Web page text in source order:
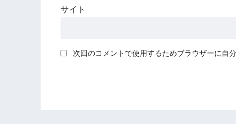
サイト
次回のコメントで使用するためブラウザーに自